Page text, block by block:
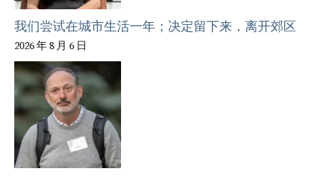
我们尝试在城市生活一年；决定留下来，离开郊区
2026 年 8 月 6 日